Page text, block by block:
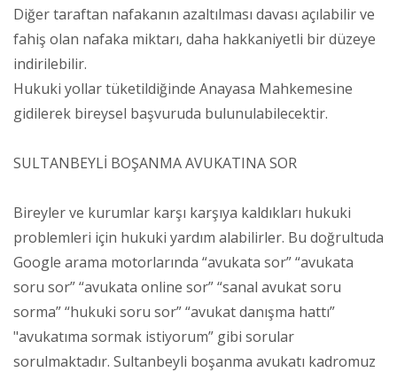
Diğer taraftan nafakanın azaltılması davası açılabilir ve
fahiş olan nafaka miktarı, daha hakkaniyetli bir düzeye
indirilebilir.
Hukuki yollar tüketildiğinde Anayasa Mahkemesine
gidilerek bireysel başvuruda bulunulabilecektir.
SULTANBEYLİ BOŞANMA AVUKATINA SOR
Bireyler ve kurumlar karşı karşıya kaldıkları hukuki
problemleri için hukuki yardım alabilirler. Bu doğrultuda
Google arama motorlarında “avukata sor” “avukata
soru sor” “avukata online sor” “sanal avukat soru
sorma” “hukuki soru sor” “avukat danışma hattı”
"avukatıma sormak istiyorum” gibi sorular
sorulmaktadır. Sultanbeyli boşanma avukatı kadromuz